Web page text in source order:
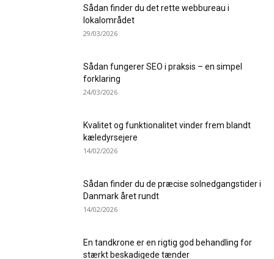
Sådan finder du det rette webbureau i
lokalområdet
29/03/2026
Sådan fungerer SEO i praksis – en simpel
forklaring
24/03/2026
Kvalitet og funktionalitet vinder frem blandt
kæledyrsejere
14/02/2026
Sådan finder du de præcise solnedgangstider i
Danmark året rundt
14/02/2026
En tandkrone er en rigtig god behandling for
stærkt beskadigede tænder